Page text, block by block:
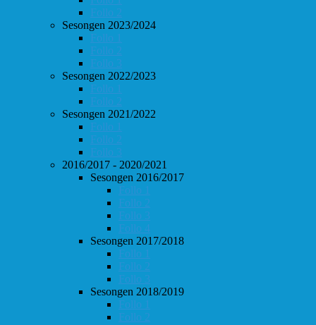
Follo 2
Sesongen 2023/2024
Follo 1
Follo 2
Follo 3
Sesongen 2022/2023
Follo 1
Follo 2
Sesongen 2021/2022
Follo 1
Follo 2
Follo 3
2016/2017 - 2020/2021
Sesongen 2016/2017
Follo 1
Follo 2
Follo 3
Follo 4
Sesongen 2017/2018
Follo 1
Follo 2
Follo 3
Sesongen 2018/2019
Follo 1
Follo 2